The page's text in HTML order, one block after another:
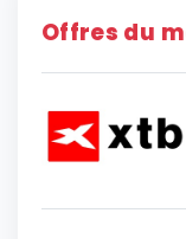
Offres du